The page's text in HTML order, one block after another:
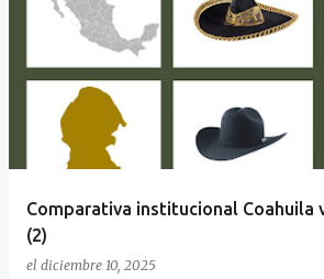
Comparativa institucional Coahuila
(2)
el diciembre 10, 2025